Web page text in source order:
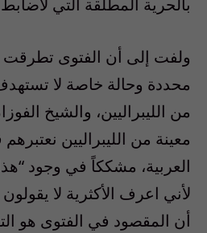
بالحرية المطلقة التي لاضابط
ولفت إلى أن الفتوى تطرقت
محددة وحالة خاصة لا
من الليبراليين، والشيخ
معينة من الليبراليين
العربية، مشككاً في وجود
لأني اعرف الأكثرية لا
أن المقصود في الفتوى هو